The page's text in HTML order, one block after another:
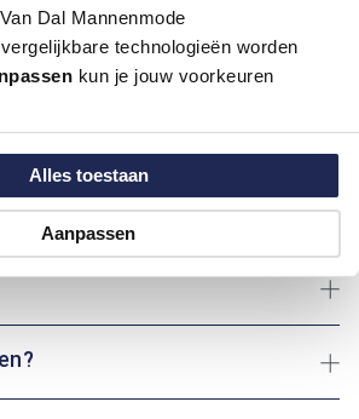
Dal Mannenmode
technologieën worden
kun je jouw voorkeuren
Alles toestaan
Aanpassen
Gemaakt van 100% katoen, voelt
op de huid en is hij ademend genoeg
Dankzij de regular fit pasvorm sluit de
te strak te zitten – perfect voor een
look. Combineer met een overhemd of